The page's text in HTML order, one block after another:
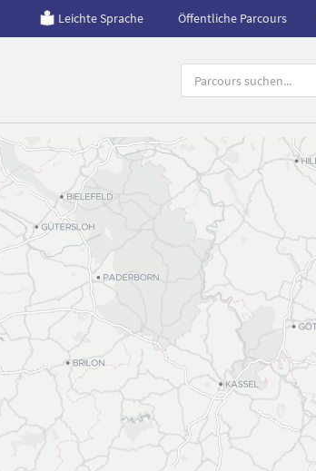
Leichte Sprache Öffentliche Parcours